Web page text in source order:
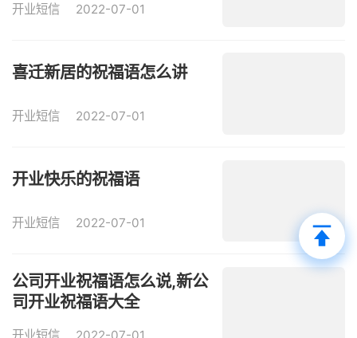
开业短信 2022-07-01
喜迁新居的祝福语怎么讲
开业短信 2022-07-01
开业快乐的祝福语
开业短信 2022-07-01
公司开业祝福语怎么说,新公
司开业祝福语大全